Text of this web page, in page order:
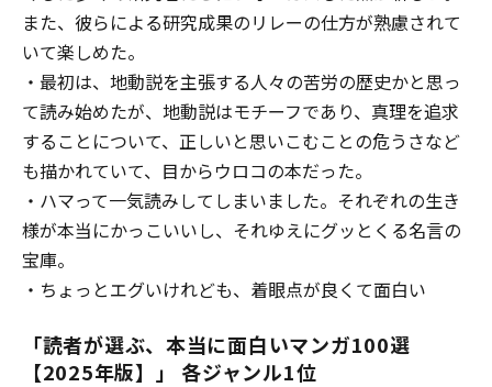
また、彼らによる研究成果のリレーの仕方が熟慮されて
いて楽しめた。
・最初は、地動説を主張する人々の苦労の歴史かと思っ
て読み始めたが、地動説はモチーフであり、真理を追求
することについて、正しいと思いこむことの危うさなど
も描かれていて、目からウロコの本だった。
・ハマって一気読みしてしまいました。それぞれの生き
様が本当にかっこいいし、それゆえにグッとくる名言の
宝庫。
・ちょっとエグいけれども、着眼点が良くて面白い
「読者が選ぶ、本当に面白いマンガ100選
【2025年版】」 各ジャンル1位